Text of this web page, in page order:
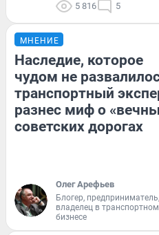
5 816 5
МНЕНИЕ
Наследие, которое
чудом не
транспортный
разнес миф о
советских дорогах
Олег Арефьев
Блогер, предприниматель,
владелец в транспортном
бизнесе